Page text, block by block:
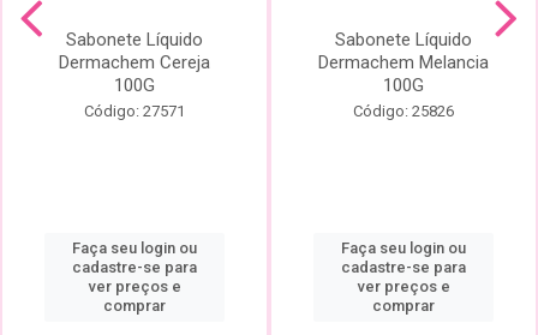
Sabonete Líquido
Dermachem Cereja
100G
Código: 27571
Faça seu login ou
cadastre-se para
ver preços e
comprar
Sabonete Líquido
Dermachem Melancia
100G
Código: 25826
Faça seu login ou
cadastre-se para
ver preços e
comprar